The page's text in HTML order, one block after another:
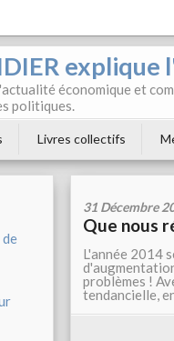
explique
économique et
politiques.
Livres collectifs
de
31 Décembre
Que nous
L'année 2014
problèmes !
tendancielle,